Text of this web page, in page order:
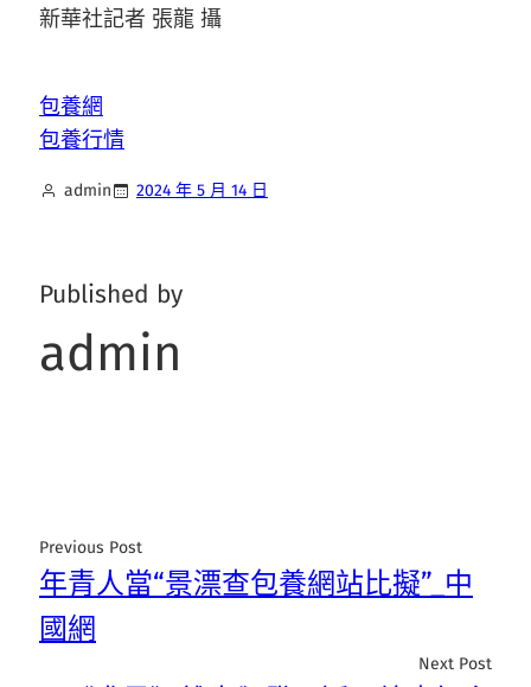
新華社記者 張龍 攝
包養網
包養行情
admin 2024 年 5 月 14 日
Published by
admin
Previous Post
年青人當“景漂查包養網站比擬”_中
國網
Next Post